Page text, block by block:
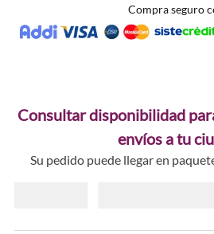
Compra seguro
Consultar disponibilidad
envíos a tu
Su pedido puede llegar en